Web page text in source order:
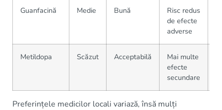
Guanfacină Medie Bună
Risc redus
de efecte
adverse
Metildopa Scăzut Acceptabilă
Mai multe
efecte
secundare
Preferințele medicilor locali variază, însă mulți